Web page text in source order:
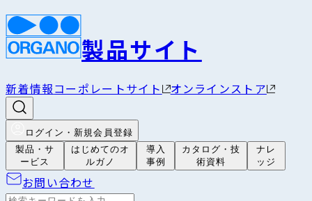
製品サイト
新着情報コーポレートサイト オンラインストア
ログイン・新規会員登録
製品・サ
ービス
はじめてのオ
ルガノ
導入
事例
カタログ・技
術資料
ナレ
ッジ
お問い合わせ